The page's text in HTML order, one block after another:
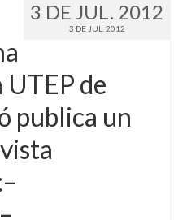
3 DE JUL. 2012
3 DE JUL. 2012
de
publica un